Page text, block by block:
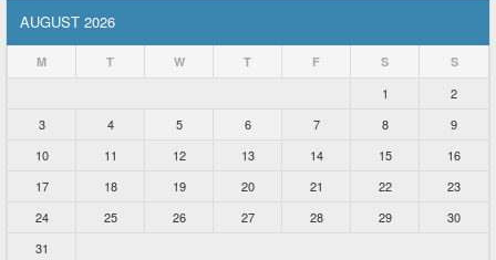
AUGUST 2026
M T W T F S S
1
2
3
4 5 6 7 8
9
10
11 12 13 14 15
16
17
18 19 20 21 22
23
24
25 26 27 28 29
30
31